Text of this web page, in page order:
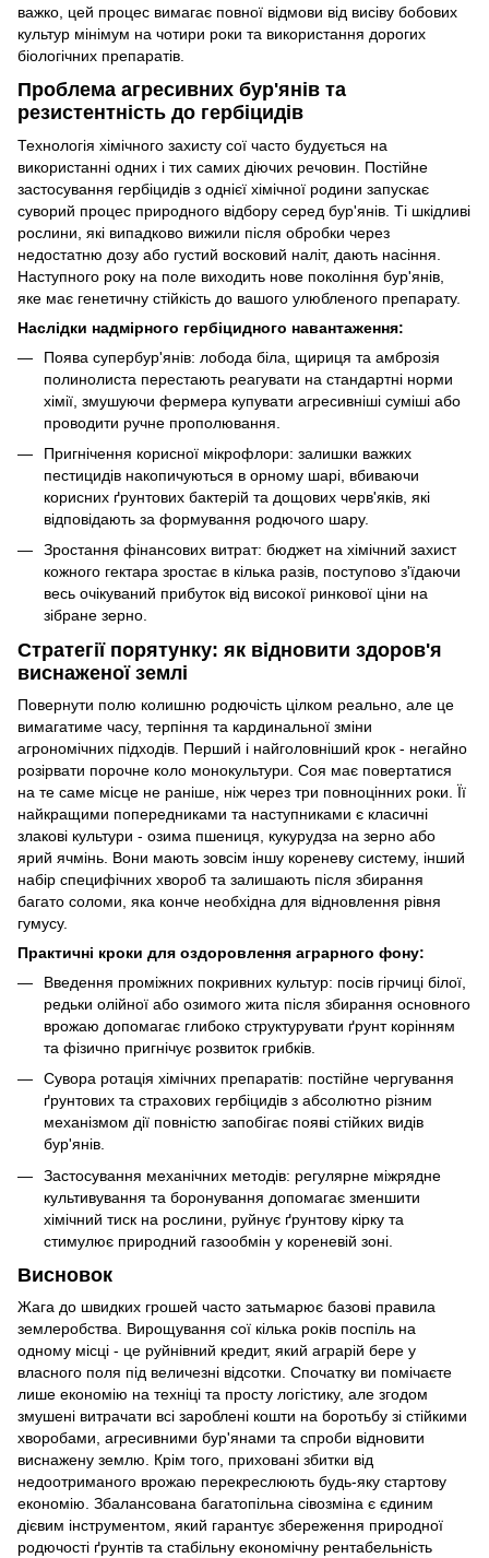
важко, цей процес вимагає повної відмови від висіву бобових
культур мінімум на чотири роки та використання дорогих
біологічних препаратів.
Проблема агресивних бур'янів та
резистентність до гербіцидів
Технологія хімічного захисту сої часто будується на
використанні одних і тих самих діючих речовин. Постійне
застосування гербіцидів з однієї хімічної родини запускає
суворий процес природного відбору серед бур'янів. Ті шкідливі
рослини, які випадково вижили після обробки через
недостатню дозу або густий восковий наліт, дають насіння.
Наступного року на поле виходить нове покоління бур'янів,
яке має генетичну стійкість до вашого улюбленого препарату.
Наслідки надмірного гербіцидного навантаження:
Поява супербур'янів: лобода біла, щириця та амброзія
полинолиста перестають реагувати на стандартні норми
хімії, змушуючи фермера купувати агресивніші суміші або
проводити ручне прополювання.
Пригнічення корисної мікрофлори: залишки важких
пестицидів накопичуються в орному шарі, вбиваючи
корисних ґрунтових бактерій та дощових черв'яків, які
відповідають за формування родючого шару.
Зростання фінансових витрат: бюджет на хімічний захист
кожного гектара зростає в кілька разів, поступово з'їдаючи
весь очікуваний прибуток від високої ринкової ціни на
зібране зерно.
Стратегії порятунку: як відновити здоров'я
виснаженої землі
Повернути полю колишню родючість цілком реально, але це
вимагатиме часу, терпіння та кардинальної зміни
агрономічних підходів. Перший і найголовніший крок - негайно
розірвати порочне коло монокультури. Соя має повертатися
на те саме місце не раніше, ніж через три повноцінних роки. Її
найкращими попередниками та наступниками є класичні
злакові культури - озима пшениця, кукурудза на зерно або
ярий ячмінь. Вони мають зовсім іншу кореневу систему, інший
набір специфічних хвороб та залишають після збирання
багато соломи, яка конче необхідна для відновлення рівня
гумусу.
Практичні кроки для оздоровлення аграрного фону:
Введення проміжних покривних культур: посів гірчиці білої,
редьки олійної або озимого жита після збирання основного
врожаю допомагає глибоко структурувати ґрунт корінням
та фізично пригнічує розвиток грибків.
Сувора ротація хімічних препаратів: постійне чергування
ґрунтових та страхових гербіцидів з абсолютно різним
механізмом дії повністю запобігає появі стійких видів
бур'янів.
Застосування механічних методів: регулярне міжрядне
культивування та боронування допомагає зменшити
хімічний тиск на рослини, руйнує ґрунтову кірку та
стимулює природний газообмін у кореневій зоні.
Висновок
Жага до швидких грошей часто затьмарює базові правила
землеробства. Вирощування сої кілька років поспіль на
одному місці - це руйнівний кредит, який аграрій бере у
власного поля під величезні відсотки. Спочатку ви помічаєте
лише економію на техніці та просту логістику, але згодом
змушені витрачати всі зароблені кошти на боротьбу зі стійкими
хворобами, агресивними бур'янами та спроби відновити
виснажену землю. Крім того, приховані збитки від
недоотриманого врожаю перекреслюють будь-яку стартову
економію. Збалансована багатопільна сівозміна є єдиним
дієвим інструментом, який гарантує збереження природної
родючості ґрунтів та стабільну економічну рентабельність